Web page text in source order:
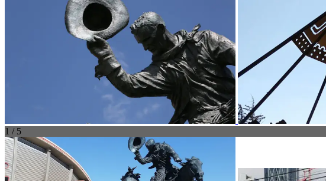
1 / 5